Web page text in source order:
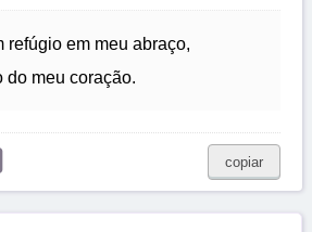
refúgio em meu abraço,
do meu coração.
copiar